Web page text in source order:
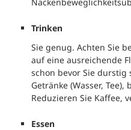
Trinken
Sie genug. Achten Sie
auf eine ausreichende
schon bevor Sie
Getränke (Wasser,
Reduzieren Sie Kaffee,
Essen